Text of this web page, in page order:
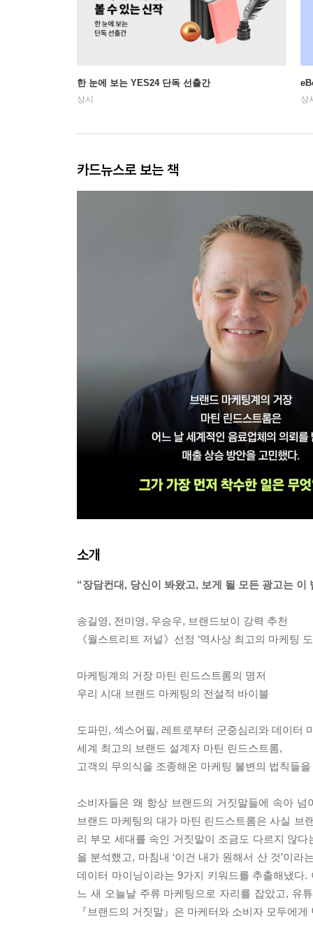
한 눈에 보는 YES24 단독 선출간
상시 상
카드뉴스로 보는 책
소개
“장담컨대, 당신이 봐왔고, 보게 될 모든 광고는 이
송길영, 전미영, 우승우, 브랜드보이 강력 추천
《월스트리트 저널》선정 ‘역사상 최고의 마케팅
마케팅계의 거장 마틴 린드스트롬의 명저
우리 시대 브랜드 마케팅의 전설적 바이블
도파민, 섹스어필, 레트로부터 군중심리와 데이터
세계 최고의 브랜드 설계자 마틴 린드스트롬,
고객의 무의식을 조종해온 마케팅 불변의 법칙들
소비자들은 왜 항상 브랜드의 거짓말들에 속아
브랜드 마케팅의 대가 마틴 린드스트롬은 사실 브
리 부모 세대를 속인 거짓말이 조금도 다르지 않
을 분석했고, 마침내 ‘이건 내가 원해서 산 것’이
데이터 마이닝이라는 9가지 키워드를 추출해냈다
느 새 오늘날 주류 마케팅으로 자리를 잡았고, 유
『브랜드의 거짓말』은 마케터와 소비자 모두에